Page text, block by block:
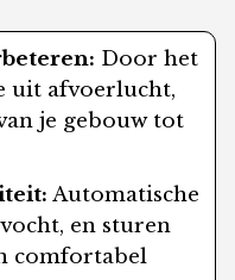
Door het
uit afvoerlucht,
je gebouw tot
Automatische
en sturen
comfortabel